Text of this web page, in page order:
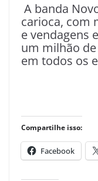
A banda
carioca, com
e vendagens
um milhão
em todos os
Compartilhe isso:
Facebook